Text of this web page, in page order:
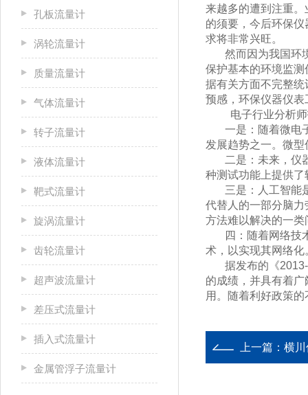
孔板流量计
涡轮流量计
质量流量计
气体流量计
转子流量计
液体流量计
靶式流量计
旋涡流量计
齿轮流量计
超声波流量计
差压式流量计
插入式流量计
金属管浮子流量计
来越多的遭到注重
的须要，今后环保
求将非常兴旺。
然而因为我国环
保护基本的环境监
据有关方面不完整统
预感，环保仪器仪
电子行业分析
一是：随着微电
发展趋势之一。微
二是：未来，仪
种测试功能上提供
三是：人工智能
代替人的一部分脑
方法难以解决的一
四：随着网络技
术，以实现其网络
据发布的《
的成绩，并具有着
用。随着利好政策
上一篇： 横